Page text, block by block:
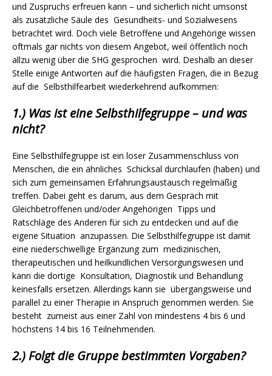
und Zuspruchs erfreuen kann – und sicherlich nicht umsonst
als zusätzliche Säule des Gesundheits- und Sozialwesens
betrachtet wird. Doch viele Betroffene und Angehörige wissen
oftmals gar nichts von diesem Angebot, weil öffentlich noch
allzu wenig über die SHG gesprochen wird. Deshalb an dieser
Stelle einige Antworten auf die häufigsten Fragen, die in Bezug
auf die Selbsthilfearbeit wiederkehrend aufkommen:
1.) Was ist eine Selbsthilfegruppe – und was
nicht?
Eine Selbsthilfegruppe ist ein loser Zusammenschluss von
Menschen, die ein ähnliches Schicksal durchlaufen (haben) und
sich zum gemeinsamen Erfahrungsaustausch regelmäßig
treffen. Dabei geht es darum, aus dem Gespräch mit
Gleichbetroffenen und/oder Angehörigen Tipps und
Ratschläge des Anderen für sich zu entdecken und auf die
eigene Situation anzupassen. Die Selbsthilfegruppe ist damit
eine niederschwellige Ergänzung zum medizinischen,
therapeutischen und heilkundlichen Versorgungswesen und
kann die dortige Konsultation, Diagnostik und Behandlung
keinesfalls ersetzen. Allerdings kann sie übergangsweise und
parallel zu einer Therapie in Anspruch genommen werden. Sie
besteht zumeist aus einer Zahl von mindestens 4 bis 6 und
höchstens 14 bis 16 Teilnehmenden.
2.) Folgt die Gruppe bestimmten Vorgaben?